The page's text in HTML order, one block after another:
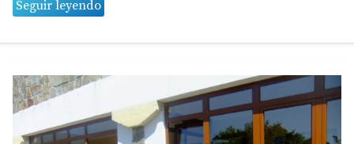
Seguir leyendo